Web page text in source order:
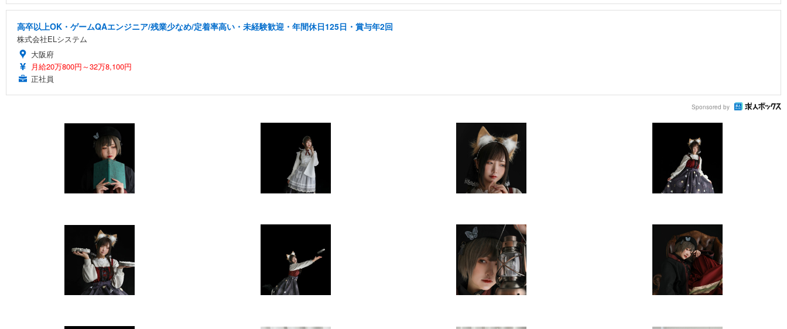
高卒以上OK・ゲームQAエンジニア/残業少なめ/定着率高い・未経験歓迎・年間休日125日・賞与年2回
株式会社ELシステム
大阪府
月給20万800円～32万8,100円
正社員
Sponsored by